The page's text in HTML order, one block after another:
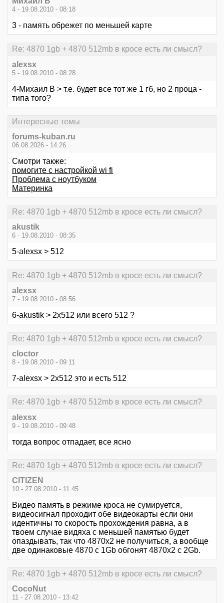
4 - 19.08.2010 - 08:18
3 - память обрежет по меньшей карте
Re: 4870 1gb + 4870 512mb в кросе есть ли смысл?
alexsx
5 - 19.08.2010 - 08:28
4-Михаил В > т.е. будет все тот же 1 гб, но 2 проца -
типа того?
Интересные темы
forums-kuban.ru
06.08.2026 - 14:26
Смотри также:
помогите с настройкой wi fi
Проблема с ноутбуком
Материнка
Re: 4870 1gb + 4870 512mb в кросе есть ли смысл?
akustik
6 - 19.08.2010 - 08:35
5-alexsx > 512
Re: 4870 1gb + 4870 512mb в кросе есть ли смысл?
alexsx
7 - 19.08.2010 - 08:56
6-akustik > 2х512 или всего 512 ?
Re: 4870 1gb + 4870 512mb в кросе есть ли смысл?
cloctor
8 - 19.08.2010 - 09:11
7-alexsx > 2х512 это и есть 512
Re: 4870 1gb + 4870 512mb в кросе есть ли смысл?
alexsx
9 - 19.08.2010 - 09:48
тогда вопрос отпадает, все ясно
Re: 4870 1gb + 4870 512mb в кросе есть ли смысл?
CITIZEN
10 - 27.08.2010 - 11:45
Видео память в режиме кроса не сумируется,
видеосигнал проходит обе видеокарты если они
идентичны то скорость прохождения равна, а в
твоем случае видяха с меньшей памятью будет
опаздывать, так что 4870х2 не получиться, а вообще
две одинаковые 4870 с 1Gb обгонят 4870x2 c 2Gb.
Re: 4870 1gb + 4870 512mb в кросе есть ли смысл?
CocoNut
11 - 27.08.2010 - 13:42